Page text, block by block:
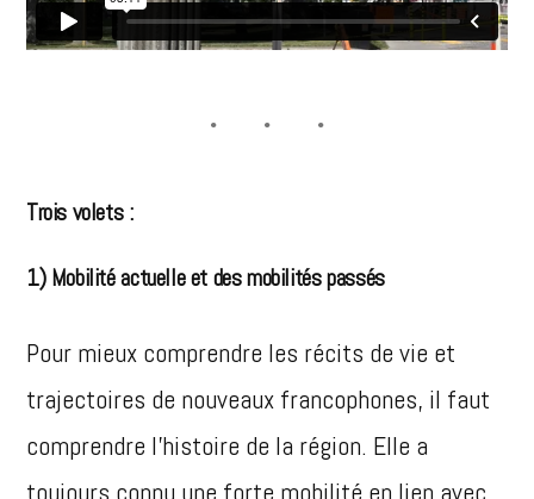
Trois volets:
1) Mobilité actuelle et des mobilités passés
Pour mieux comprendre les récits de vie et
trajectoires de nouveaux francophones, il faut
comprendre l’histoire de la région. Elle a
toujours connu une forte mobilité en lien avec